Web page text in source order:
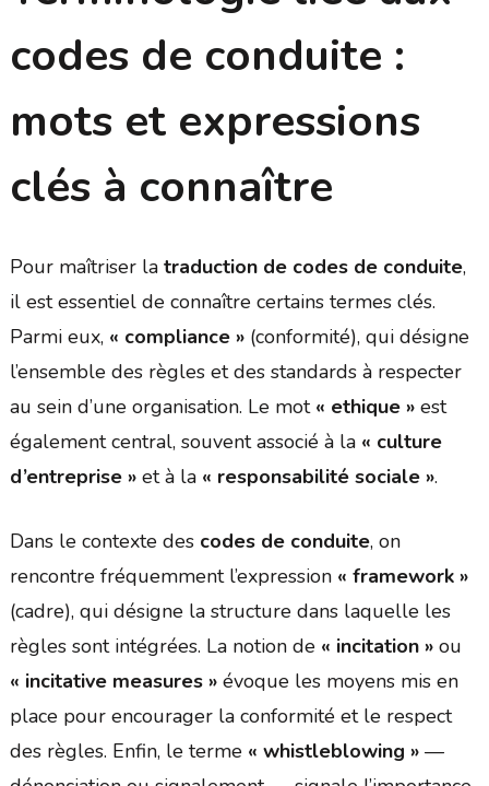
codes de conduite :
mots et expressions
clés à connaître
Pour maîtriser la traduction de codes de conduite,
il est essentiel de connaître certains termes clés.
Parmi eux, « compliance »(conformité), qui désigne
l’ensemble des règles et des standards à respecter
au sein d’une organisation. Le mot « ethique »est
également central, souvent associé à la « culture
d’entreprise »et à la « responsabilité sociale ».
Dans le contexte des codes de conduite, on
rencontre fréquemment l’expression « framework »
(cadre), qui désigne la structure dans laquelle les
règles sont intégrées. La notion de « incitation »ou
« incitative measures »évoque les moyens mis en
place pour encourager la conformité et le respect
des règles. Enfin, le terme « whistleblowing »—